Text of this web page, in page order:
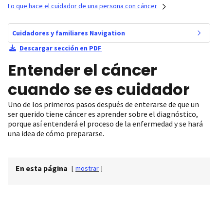
Lo que hace el cuidador de una persona con cáncer
Cuidadores y familiares Navigation
Descargar sección en PDF
Entender el cáncer
cuando se es cuidador
Uno de los primeros pasos después de enterarse de que un
ser querido tiene cáncer es aprender sobre el diagnóstico,
porque así entenderá el proceso de la enfermedad y se hará
una idea de cómo prepararse.
En esta página [ mostrar ]